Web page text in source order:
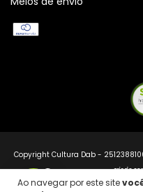
Ao navegar por este site
Copyright Cultura Dab -